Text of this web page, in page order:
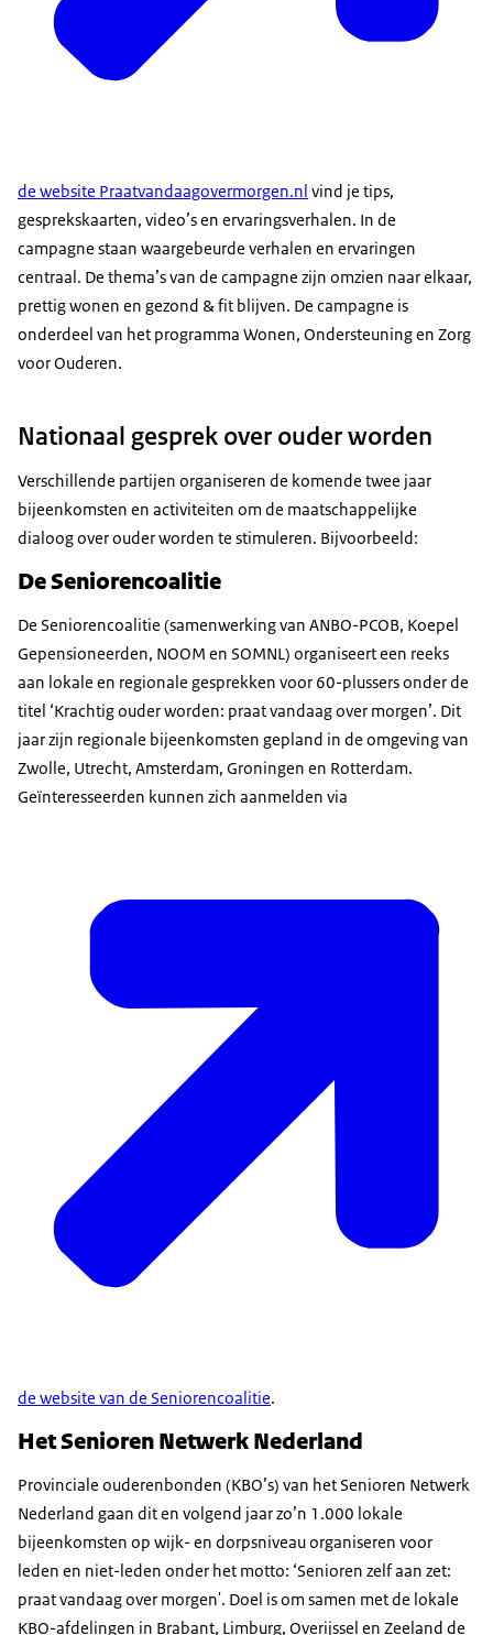
de website Praatvandaagovermorgen.nl vind je tips,
gesprekskaarten, video’s en ervaringsverhalen. In de
campagne staan waargebeurde verhalen en ervaringen
centraal. De thema’s van de campagne zijn omzien naar elkaar,
prettig wonen en gezond & fit blijven. De campagne is
onderdeel van het programma Wonen, Ondersteuning en Zorg
voor Ouderen.
Nationaal gesprek over ouder worden
Verschillende partijen organiseren de komende twee jaar
bijeenkomsten en activiteiten om de maatschappelijke
dialoog over ouder worden te stimuleren. Bijvoorbeeld:
De Seniorencoalitie
De Seniorencoalitie (samenwerking van ANBO-PCOB, Koepel
Gepensioneerden, NOOM en SOMNL) organiseert een reeks
aan lokale en regionale gesprekken voor 60-plussers onder de
titel ‘Krachtig ouder worden: praat vandaag over morgen’. Dit
jaar zijn regionale bijeenkomsten gepland in de omgeving van
Zwolle, Utrecht, Amsterdam, Groningen en Rotterdam.
Geïnteresseerden kunnen zich aanmelden via
de website van de Seniorencoalitie.
Het Senioren Netwerk Nederland
Provinciale ouderenbonden (KBO’s) van het Senioren Netwerk
Nederland gaan dit en volgend jaar zo’n 1.000 lokale
bijeenkomsten op wijk- en dorpsniveau organiseren voor
leden en niet-leden onder het motto: ‘Senioren zelf aan zet:
praat vandaag over morgen'. Doel is om samen met de lokale
KBO-afdelingen in Brabant, Limburg, Overijssel en Zeeland de